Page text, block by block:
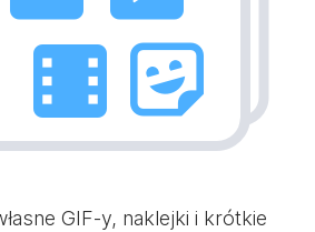
GIF-y, naklejki i krótkie